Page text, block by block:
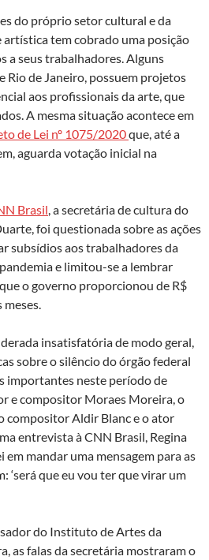
do próprio setor cultural e da
artística tem cobrado uma posição
a seus trabalhadores. Alguns
Rio de Janeiro, possuem projetos
aos profissionais da arte, que
A mesma situação acontece em
de Lei nº 1075/2020que, até a
aguarda votação inicial na
Brasil, a secretária de cultura do
foi questionada sobre as ações
subsídios aos trabalhadores da
e limitou-se a lembrar
o governo proporcionou de R$
insatisfatória de modo geral,
sobre o silêncio do órgão federal
importantes neste período de
e compositor Moraes Moreira, o
compositor Aldir Blanc e o ator
entrevista à CNN Brasil, Regina
mandar uma mensagem para as
‘será que eu vou ter que virar um
do Instituto de Artes da
as falas da secretária mostraram o